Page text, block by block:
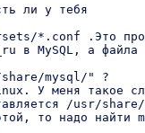
ли у тебя
*.conf .Это
в MySQL, а
share/mysql/" ?
У меня такое
/usr/
то надо